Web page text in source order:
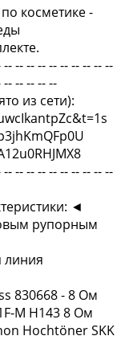
косметике -
-- -- -- -- -- -- -- -- --
-- -- -- -- --
из сети):
-- -- -- -- -- -- -- -- --
◄
рупорным
линия
830668 - 8 Ом
M H143 8 Ом
Hochtöner SKK